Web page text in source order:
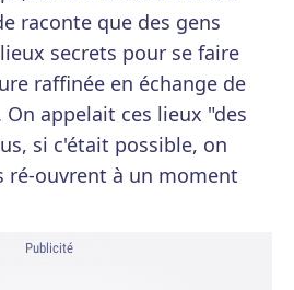
raconte que des gens
secrets pour se faire
raffinée en échange de
appelait ces lieux "des
si c'était possible, on
ré-ouvrent à un moment
Publicité